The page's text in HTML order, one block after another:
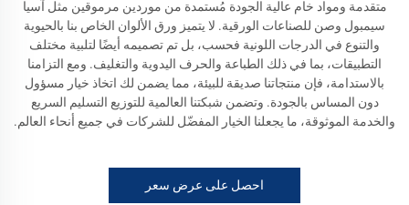
متقدمة ومواد خام عالية الجودة مُستمدة من موردين مرموقين مثل آسيا
سيمبول وصن للصناعات الورقية. لا يتميز ورق الألوان الخاص بنا بالحيوية
والتنوع في الدرجات اللونية فحسب، بل تم تصميمه أيضًا لتلبية مختلف
التطبيقات، بما في ذلك الطباعة والحرف اليدوية والتغليف. ومع التزامنا
بالاستدامة، فإن منتجاتنا صديقة للبيئة، مما يضمن لك اتخاذ خيار مسؤول
دون المساس بالجودة. وتضمن شبكتنا العالمية للتوزيع التسليم السريع
والخدمة الموثوقة، ما يجعلنا الخيار المفضّل للشركات في جميع أنحاء العالم.
احصل على عرض سعر